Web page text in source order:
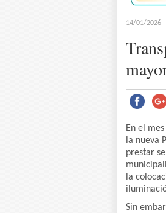
14/01/2026
En el
la nueva
prestar
la
Sin